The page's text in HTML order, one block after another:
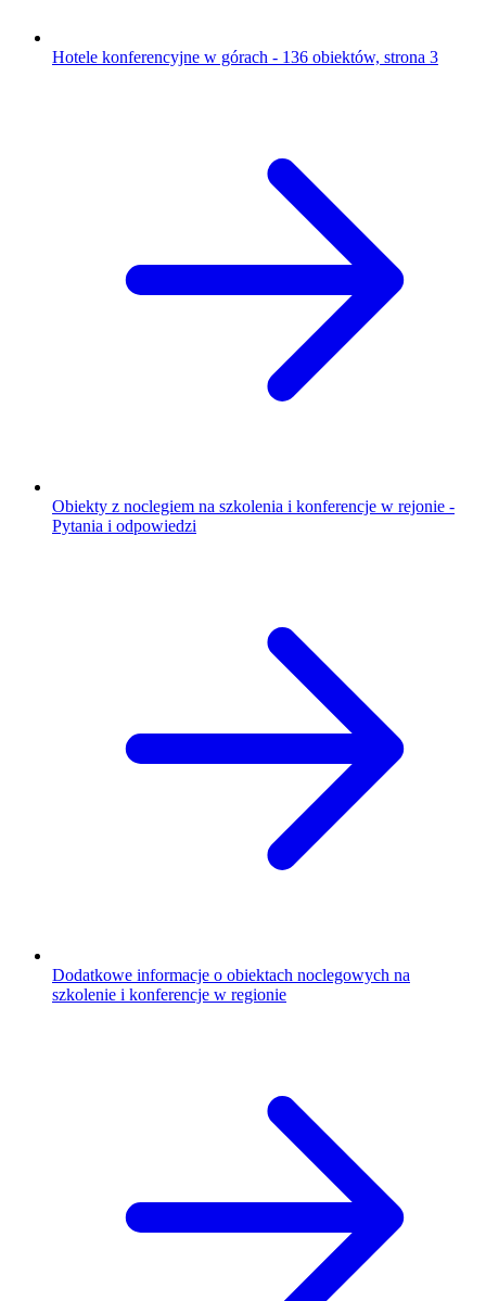
Hotele konferencyjne w górach - 136 obiektów, strona 3
Obiekty z noclegiem na szkolenia i konferencje w rejonie -
Pytania i odpowiedzi
Dodatkowe informacje o obiektach noclegowych na
szkolenie i konferencje w regionie